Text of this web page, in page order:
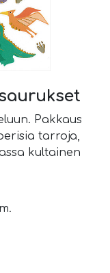
Pakkaus
tarroja,
kultainen